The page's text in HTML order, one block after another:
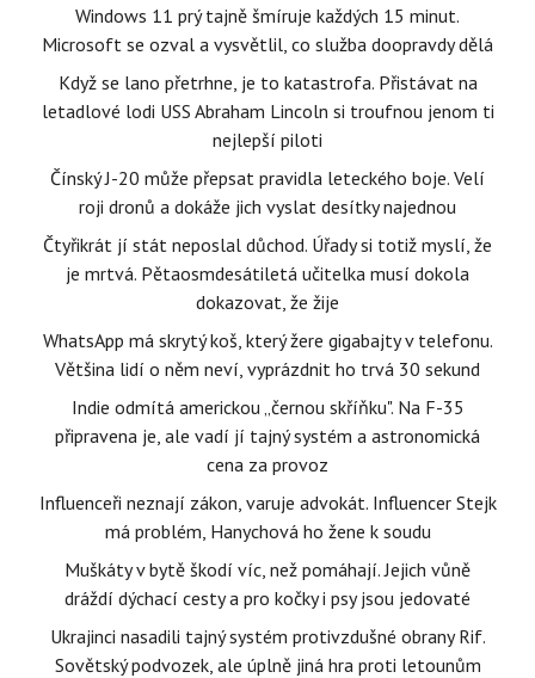
Windows 11 prý tajně šmíruje každých 15 minut.
Microsoft se ozval a vysvětlil, co služba doopravdy dělá
Když se lano přetrhne, je to katastrofa. Přistávat na
letadlové lodi USS Abraham Lincoln si troufnou jenom ti
nejlepší piloti
Čínský J-20 může přepsat pravidla leteckého boje. Velí
roji dronů a dokáže jich vyslat desítky najednou
Čtyřikrát jí stát neposlal důchod. Úřady si totiž myslí, že
je mrtvá. Pětaosmdesátiletá učitelka musí dokola
dokazovat, že žije
WhatsApp má skrytý koš, který žere gigabajty v telefonu.
Většina lidí o něm neví, vyprázdnit ho trvá 30 sekund
Indie odmítá americkou „černou skříňku". Na F-35
připravena je, ale vadí jí tajný systém a astronomická
cena za provoz
Influenceři neznají zákon, varuje advokát. Influencer Stejk
má problém, Hanychová ho žene k soudu
Muškáty v bytě škodí víc, než pomáhají. Jejich vůně
dráždí dýchací cesty a pro kočky i psy jsou jedovaté
Ukrajinci nasadili tajný systém protivzdušné obrany Rif.
Sovětský podvozek, ale úplně jiná hra proti letounům